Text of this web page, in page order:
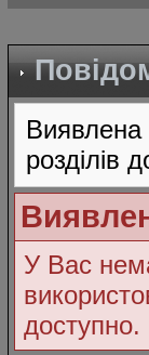
розділів
У Вас
доступно.